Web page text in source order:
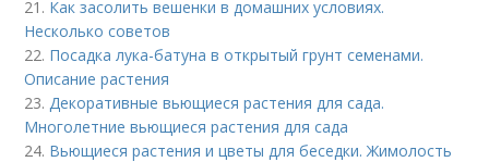
21. Как засолить вешенки в домашних условиях.
Несколько советов
22. Посадка лука-батуна в открытый грунт семенами.
Описание растения
23.Декоративные вьющиеся растения для сада.
Многолетние вьющиеся растения для сада
24. Вьющиеся растения и цветы для беседки. Жимолость